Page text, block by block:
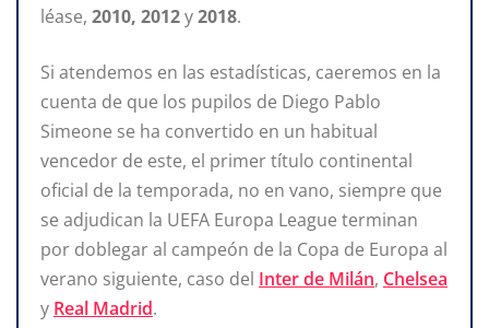
léase, 2010, 2012y2018.
Si atendemos en las estadísticas, caeremos en la
cuenta de que los pupilos de Diego Pablo
Simeone se ha convertido en un habitual
vencedor de este, el primer título continental
oficial de la temporada, no en vano, siempre que
se adjudican la UEFA Europa League terminan
por doblegar al campeón de la Copa de Europa al
verano siguiente, caso del Inter de Milán, Chelsea
y Real Madrid.